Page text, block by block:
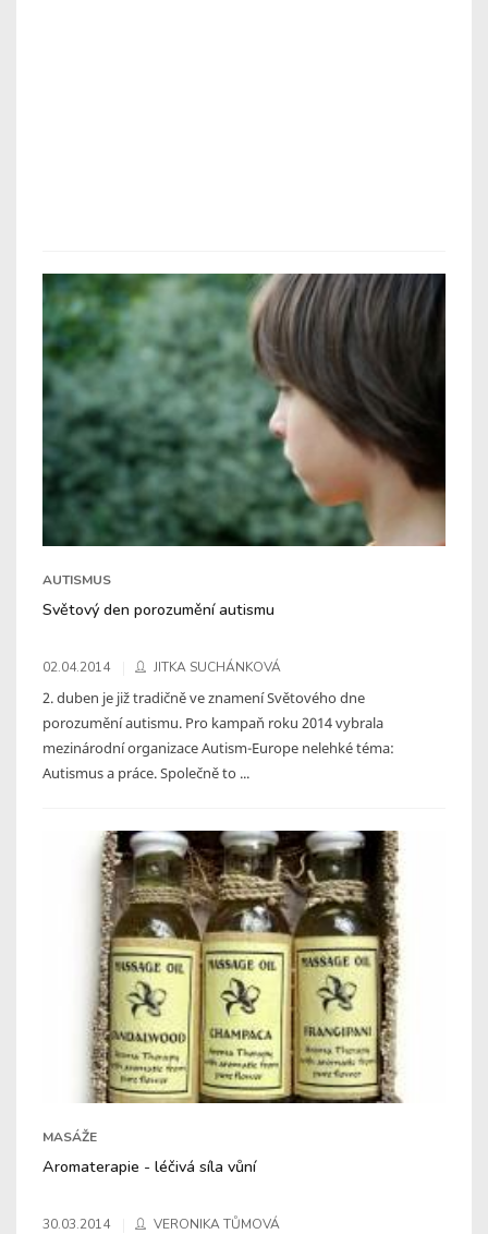
AUTISMUS
Světový den porozumění autismu
02.04.2014 JITKA SUCHÁNKOVÁ
2. duben je již tradičně ve znamení Světového dne
porozumění autismu. Pro kampaň roku 2014 vybrala
mezinárodní organizace Autism-Europe nelehké téma:
Autismus a práce. Společně to ...
MASÁŽE
Aromaterapie - léčivá síla vůní
30.03.2014 VERONIKA TŮMOVÁ